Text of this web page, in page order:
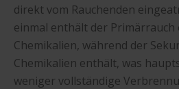
direkt vom Rauchenden
einmal enthält der Primärrauch
Chemikalien, während der
Chemikalien enthält, was
weniger vollständige